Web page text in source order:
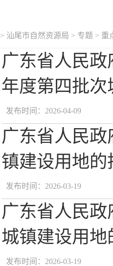
> 汕尾市自然资源局 > 专题 > 重
广东省人民政
年度第四批次
发布时间：2026-04-09
广东省人民政
镇建设用地的
发布时间：2026-03-19
广东省人民政
城镇建设用地
发布时间：2026-03-19